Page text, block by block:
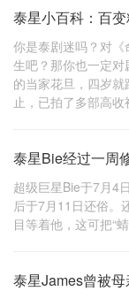
泰星小百科：百
你是泰剧迷吗？对
生吧？那你也一定
的当家花旦，四岁
止，已拍了多部高收
泰星Bie经过一周
超级巨星Bie于7月4
后于7月11日还俗。
目等着他，这可把“
泰星James曾被